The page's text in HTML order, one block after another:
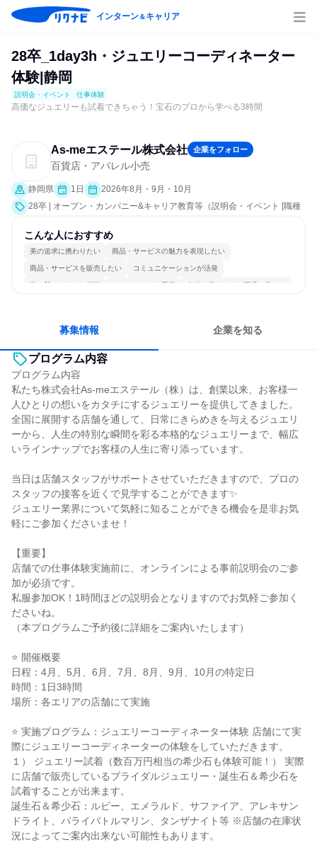
インターン＆キャリア
28卒_1day3h・ジュエリーコーディネーター
体験|静岡
説明会・イベント 仕事体験
高価なジュエリーも試着できちゃう！宝石のプロから学べる3時間
As‐meエステール株式会社 企業をフォロー
百貨店・アパレル小売
静岡県 1日
2026年8月・9月・10月
28卒 | オープン・カンパニー&キャリア教育等（説明会・イベント [職種
究]、仕事体験）
こんな人におすすめ
美の追求に携わりたい 商品・サービスの魅力を表現したい
商品・サービスを販売したい コミュニケーションが活発
常に新しいものに挑戦 チームワークを重視 女性が働きやすい環境で働ける
募集情報 企業を知る
プログラム内容
プログラム内容
私たち株式会社As-meエステール（株）は、創業以来、お客様一
人ひとりの想いをカタチにするジュエリーを提供してきました。
全国に展開する店舗を通して、日常にきらめきを与えるジュエリ
ーから、人生の特別な瞬間を彩る本格的なジュエリーまで、幅広
いラインナップでお客様の人生に寄り添っています。
当日は店舗スタッフがサポートさせていただきますので、プロの
スタッフの接客を近くで見学することができます✨
ジュエリー業界について気軽に知ることができる機会を是非お気
軽にご参加くださいませ！
【重要】
店舗での仕事体験実施前に、オンラインによる事前説明会のご参
加が必須です。
私服参加OK！1時間ほどの説明会となりますのでお気軽ご参加く
ださいね。
（本プログラムご予約後に詳細をご案内いたします）
⭐ 開催概要
日程：4月、5月、6月、7月、8月、9月、10月の特定日
時間：1日3時間
場所：各エリアの店舗にて実施
⭐ 実施プログラム：ジュエリーコーディネーター体験 店舗にて実
際にジュエリーコーディネーターの体験をしていただきます。
１） ジュエリー試着（数百万円相当の希少石も体験可能！） 実際
に店舗で販売しているブライダルジュエリー・誕生石＆希少石を
試着することが出来ます。
誕生石＆希少石：ルビー、エメラルド、サファイア、アレキサン
ドライト、パライバトルマリン、タンザナイト等 ※店舗の在庫状
況によってご案内出来ない可能性もあります。